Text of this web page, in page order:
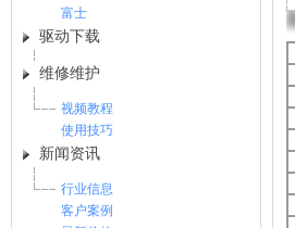
富士
驱动下载
维修维护
视频教程
使用技巧
新闻资讯
行业信息
客户案例